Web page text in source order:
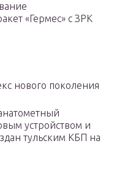
«Гермес» с ЗРК
нового поколения
устройством и
тульским КБП на